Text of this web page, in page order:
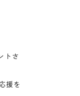
トさ
援を